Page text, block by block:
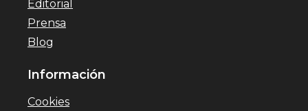
Editorial
Prensa
Blog
Información
Cookies